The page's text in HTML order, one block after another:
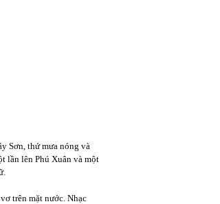
Sơn, thứ mưa nóng và
lần lên Phú Xuân và một
trên mặt nước. Nhạc